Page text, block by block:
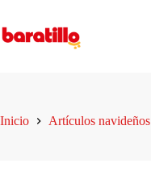
contenido
Inicio Artículos navideños